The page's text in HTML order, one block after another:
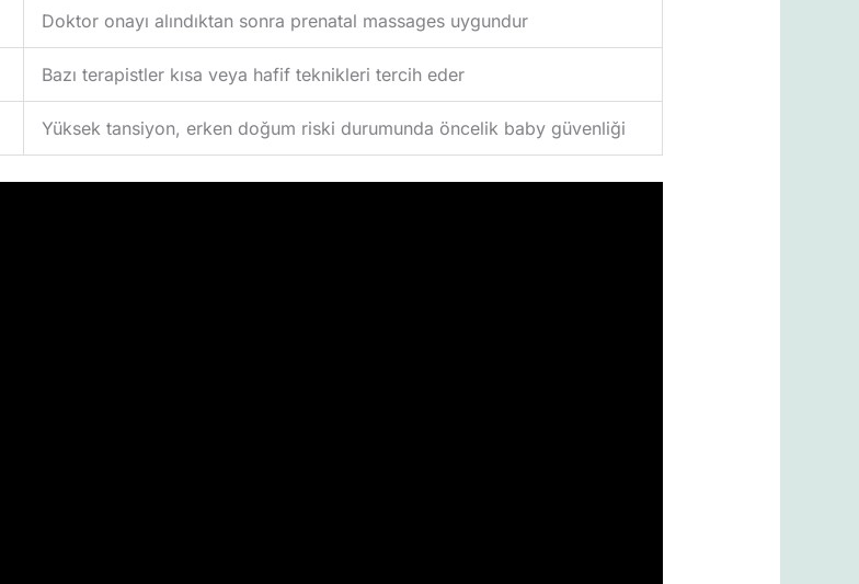
Doktor onayı alındıktan sonra prenatal massages uygundur
Bazı terapistler kısa veya hafif teknikleri tercih eder
Yüksek tansiyon, erken doğum riski durumunda öncelik baby güvenliği